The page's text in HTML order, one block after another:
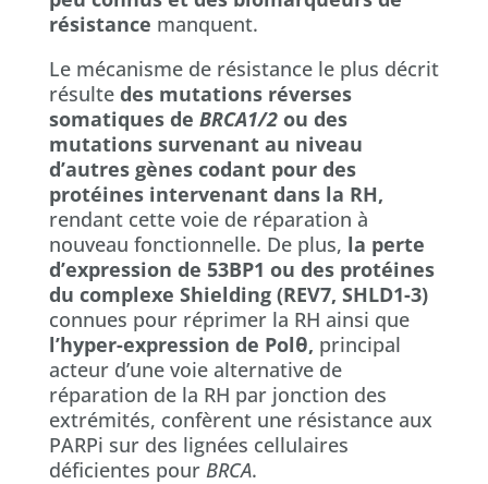
résistance manquent.
Le mécanisme de résistance le plus décrit
résulte des mutations réverses
somatiques de BRCA1/2ou des
mutations survenant au niveau
d’autres gènes codant pour des
protéines intervenant dans la RH,
rendant cette voie de réparation à
nouveau fonctionnelle. De plus, la perte
d’expression de 53BP1 ou des protéines
du complexe Shielding (REV7, SHLD1-3)
connues pour réprimer la RH ainsi que
l’hyper-expression de Polθ, principal
acteur d’une voie alternative de
réparation de la RH par jonction des
extrémités, confèrent une résistance aux
PARPi sur des lignées cellulaires
déficientes pour BRCA.